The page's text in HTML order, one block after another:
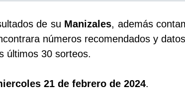
de su Manizales, además
números recomendados y
últimos 30 sorteos.
21 de febrero de 2024.